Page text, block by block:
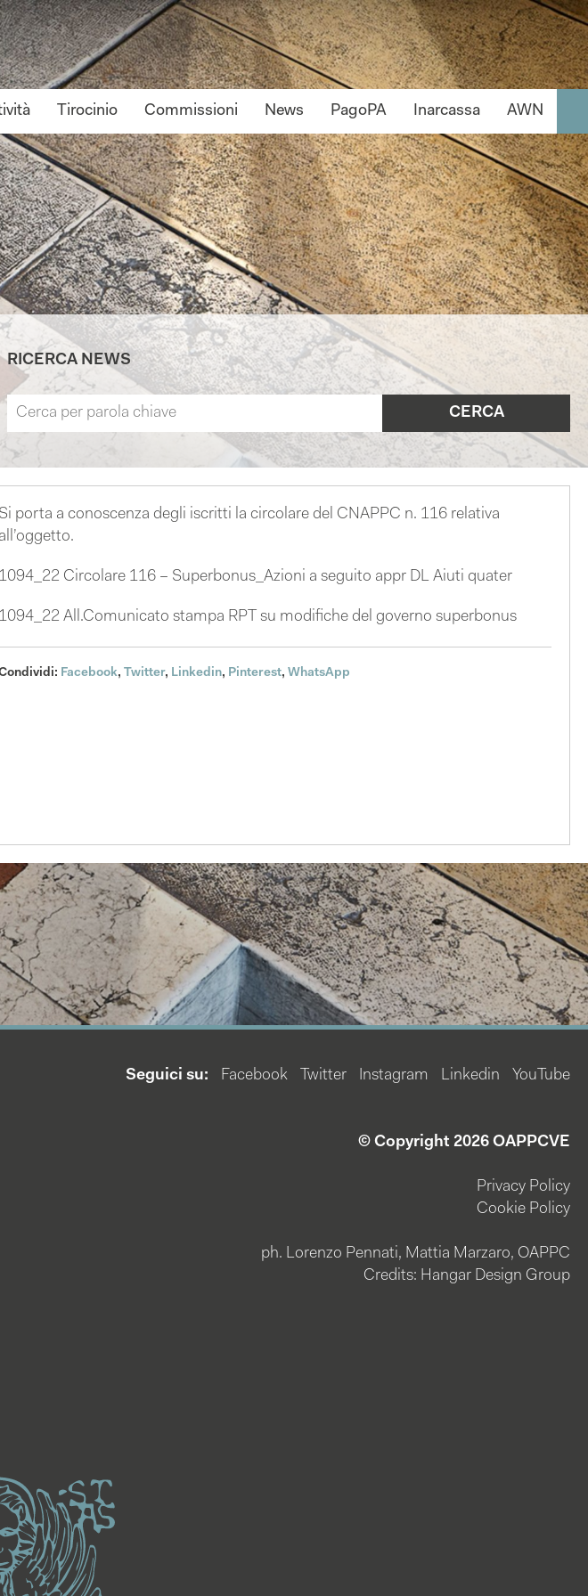
Tirocinio Commissioni News PagoPA Inarcassa AWN
RICERCA NEWS
Si porta a conoscenza degli iscritti la circolare del CNAPPC n. 116 relativa
all’oggetto.
1094_22 Circolare 116 – Superbonus_Azioni a seguito appr DL Aiuti quater
1094_22 All.Comunicato stampa RPT su modifiche del governo superbonus
Facebook, Twitter, Linkedin, Pinterest, WhatsApp
Seguici su: Facebook Twitter Instagram Linkedin YouTube
© Copyright 2026 OAPPCVE
Privacy Policy
Cookie Policy
ph. Lorenzo Pennati, Mattia Marzaro, OAPPC
Credits: Hangar Design Group